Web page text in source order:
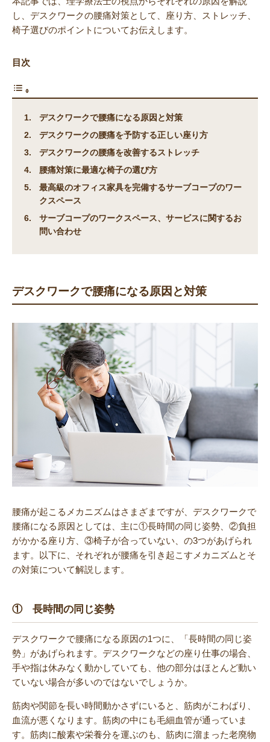
し、デスクワークの腰痛対策として、座り方、ストレッチ、
椅子選びのポイントについてお伝えします。
目次
デスクワークで腰痛になる原因と対策
デスクワークの腰痛を予防する正しい座り方
デスクワークの腰痛を改善するストレッチ
腰痛対策に最適な椅子の選び方
最高級のオフィス家具を完備するサーブコープのワー
クスペース
サーブコープのワークスペース、サービスに関するお
問い合わせ
デスクワークで腰痛になる原因と対策
腰痛が起こるメカニズムはさまざまですが、デスクワークで
腰痛になる原因としては、主に①長時間の同じ姿勢、②負担
がかかる座り方、③椅子が合っていない、の3つがあげられ
ます。以下に、それぞれが腰痛を引き起こすメカニズムとそ
の対策について解説します。
① 長時間の同じ姿勢
デスクワークで腰痛になる原因の1つに、「長時間の同じ姿
勢」があげられます。デスクワークなどの座り仕事の場合、
手や指は休みなく動かしていても、他の部分はほとんど動い
ていない場合が多いのではないでしょうか。
筋肉や関節を長い時間動かさずにいると、筋肉がこわばり、
血流が悪くなります。筋肉の中にも毛細血管が通っていま
す。筋肉に酸素や栄養分を運ぶのも、筋肉に溜まった老廃物